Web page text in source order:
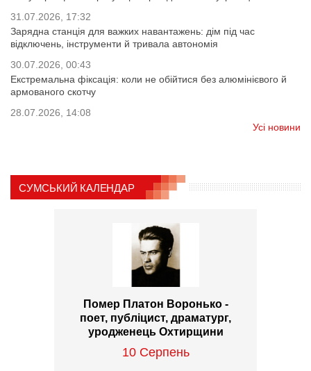
31.07.2026, 17:32
Зарядна станція для важких навантажень: дім під час
відключень, інструменти й тривала автономія
30.07.2026, 00:43
Екстремальна фіксація: коли не обійтися без алюмінієвого й
армованого скотчу
28.07.2026, 14:08
Усі новини
СУМСЬКИЙ КАЛЕНДАР
Помер Платон Воронько -
поет, публіцист, драматург,
уродженець Охтирщини
10 Серпень